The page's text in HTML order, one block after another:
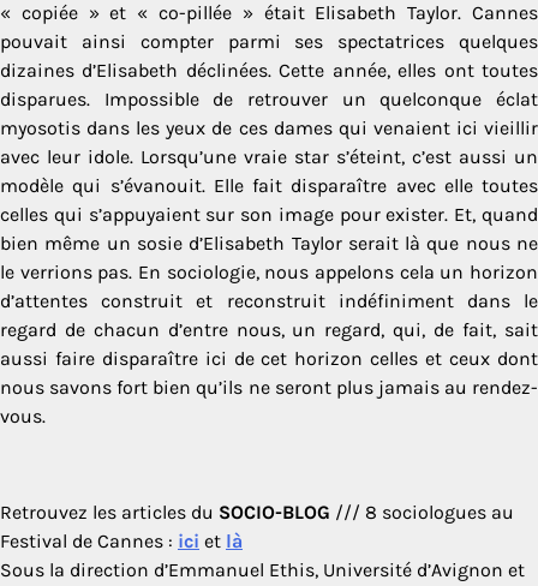
« copiée » et « co-pillée » était Elisabeth Taylor. Cannes
pouvait ainsi compter parmi ses spectatrices quelques
dizaines d’Elisabeth déclinées. Cette année, elles ont toutes
disparues. Impossible de retrouver un quelconque éclat
myosotis dans les yeux de ces dames qui venaient ici vieillir
avec leur idole. Lorsqu’une vraie star s’éteint, c’est aussi un
modèle qui s’évanouit. Elle fait disparaître avec elle toutes
celles qui s’appuyaient sur son image pour exister. Et, quand
bien même un sosie d’Elisabeth Taylor serait là que nous ne
le verrions pas. En sociologie, nous appelons cela un horizon
d’attentes construit et reconstruit indéfiniment dans le
regard de chacun d’entre nous, un regard, qui, de fait, sait
aussi faire disparaître ici de cet horizon celles et ceux dont
nous savons fort bien qu’ils ne seront plus jamais au rendez-
vous.
Retrouvez les articles du SOCIO-BLOG /// 8 sociologues au
Festival de Cannes : ici et là
Sous la direction d’Emmanuel Ethis, Université d’Avignon et